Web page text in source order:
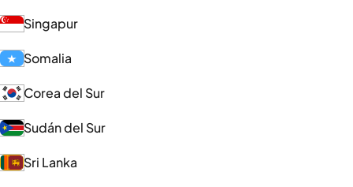
Singapur
Somalia
Corea del Sur
Sudán del Sur
Sri Lanka